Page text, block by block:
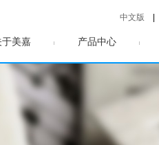
中文版
于美嘉 产品中心